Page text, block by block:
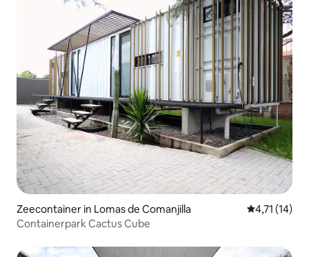
Zeecontainer in Lomas de Comanjilla Gemiddelde
4,71 (14)
Containerpark Cactus Cube